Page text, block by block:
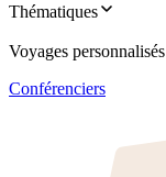
Thématiques
Voyages personnalisés
Conférenciers